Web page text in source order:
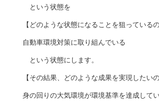
という状態を
【どのような状態になることを狙っている
自動車環境対策に取り組んでいる
という状態にします。
【その結果、どのような成果を実現したい
身の回りの大気環境が環境基準を達成して